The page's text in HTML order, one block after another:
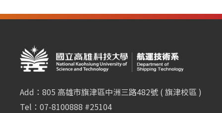
Add：805 高雄市旗津區中洲三路482號 ( 旗津校區 )
Tel：07-8100888 #25104